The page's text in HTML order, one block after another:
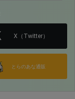
X（Twitter）
とらのあな通販